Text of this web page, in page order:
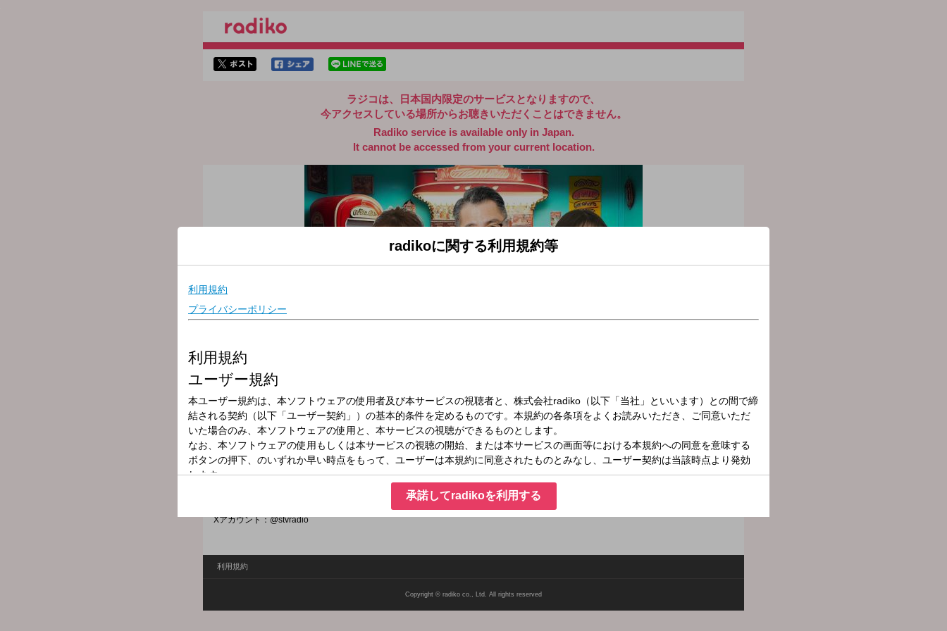
ラジコは、日本国内限定のサービスとなりますので、
今アクセスしている場所からお聴きいただくことはできません。
Radiko service is available only in Japan.
It cannot be accessed from your current location.
放送局
放送時間
2024年3月26日（火）14:00～17:00
番組名
まるごと！エンタメ～ション
佐々木たくおがメインパーソナリティを務める、トーク・音楽・話題・情報満載の生放送！◇16：45頃～「スポーツ伝説」 メール：
Xアカウント：@stvradio
利用規約
Copyright © radiko co., Ltd. All rights reserved
radikoに関する利用規約等
承諾してradikoを利用する